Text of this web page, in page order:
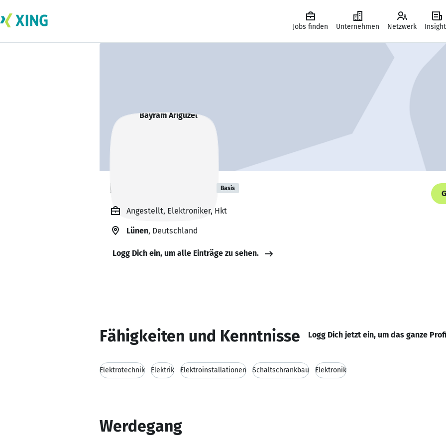
Jobs finden Unternehmen Netzwerk
Bayram Arigüzel Basis
Angestellt, Elektroniker, Hkt
Lünen, Deutschland
Logg Dich ein, um alle Einträge zu sehen.
Fähigkeiten und Kenntnisse Logg Dich jetzt ein, um das ganze
Elektrotechnik Elektrik Elektroinstallationen Schaltschrankbau Elektronik
Werdegang